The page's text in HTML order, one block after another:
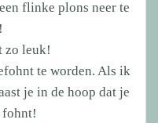
flinke plons neer te
zo leuk!
te worden. Als ik
je in de hoop dat je
fohnt!